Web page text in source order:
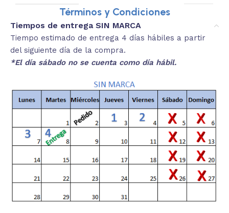
Términos y Condiciones
Tiempos de entrega SIN MARCA
Tiempo estimado de entrega 4 días hábiles a partir
del siguiente día de la compra.
*El día sábado no se cuenta como día hábil.